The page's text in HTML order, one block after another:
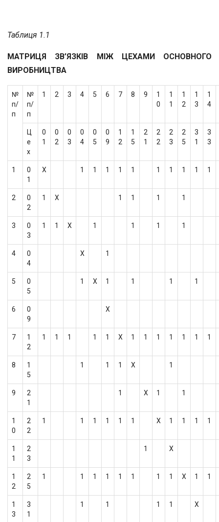
Таблиця 1.1
МАТРИЦЯ ЗВ’ЯЗКІВ МІЖ ЦЕХАМИ ОСНОВНОГО
ВИРОБНИЦТВА
№
п/
п
№
п/
п
1 2 3 4 5 6 7 8 9
1
0
1
1
1
2
1
3
1
4
Ц
е
х
0
1
0
2
0
3
0
4
0
5
0
9
1
2
1
5
2
1
2
2
2
3
2
5
3
1
3
3
1
0
1
Х 1 1 1 1 1 1 1 1 1 1
2
0
2
1 Х 1 1 1 1
3
0
3
1 1 Х 1 1 1 1
4
0
4
Х 1
5
0
5
1 Х 1 1 1 1
6
0
9
Х
7
1
2
1 1 1 1 1 Х 1 1 1 1 1 1 1
8
1
5
1 1 1 Х 1
9
2
1
1 Х 1 1
1
0
2
2
1 1 1 1 1 1 Х 1 1 1 1
1
1
2
3
1 Х
1
2
2
5
1 1 1 1 1 1 1 1 Х 1 1
1
3
3
1
1 1 1 1 Х